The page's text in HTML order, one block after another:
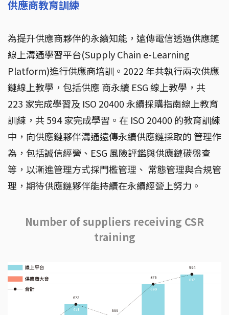
供應商教育訓練
為提升供應商夥伴的永續知能，遠傳電信透過供應鏈
線上溝通學習平台(Supply Chain e-Learning
Platform)進行供應商培訓。2022 年共執行兩次供應
鏈線上教學，包括供應 商永續 ESG 線上教學，共
223 家完成學習及 ISO 20400 永續採購指南線上教育
訓練，共 594 家完成學習。在 ISO 20400 的教育訓練
中，向供應鏈夥伴溝通遠傳永續供應鏈採取的 管理作
為，包括誠信經營、ESG 風險評鑑與供應鏈碳盤查
等，以漸進管理方式採門檻管理、 常態管理與合規管
理，期待供應鏈夥伴能持續在永續經營上努力。
Number of suppliers receiving CSR
training